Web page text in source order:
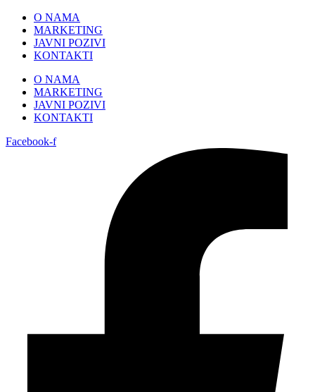
Skip
content
O NAMA
MARKETING
JAVNI POZIVI
KONTAKTI
O NAMA
MARKETING
JAVNI POZIVI
KONTAKTI
Facebook-f